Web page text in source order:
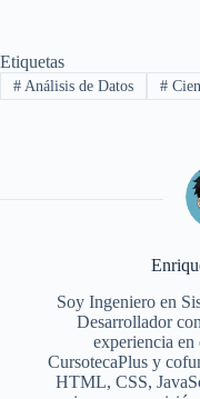
Etiquetas
#Análisis de Datos #
Soy Ingeniero en
Desarrollador
experiencia
CursotecaPlus y
HTML, CSS,